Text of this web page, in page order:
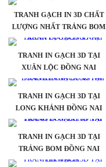
TRANH GẠCH IN 3D CHẤT
LƯỢNG NHẤT TRẢNG BOM
TRANH IN GẠCH 3D TẠI
XUÂN LỘC ĐỒNG NAI
TRANH IN GẠCH 3D TẠI
LONG KHÁNH ĐỒNG NAI
TRANH IN GẠCH 3D TẠI
TRẢNG BOM ĐỒNG NAI